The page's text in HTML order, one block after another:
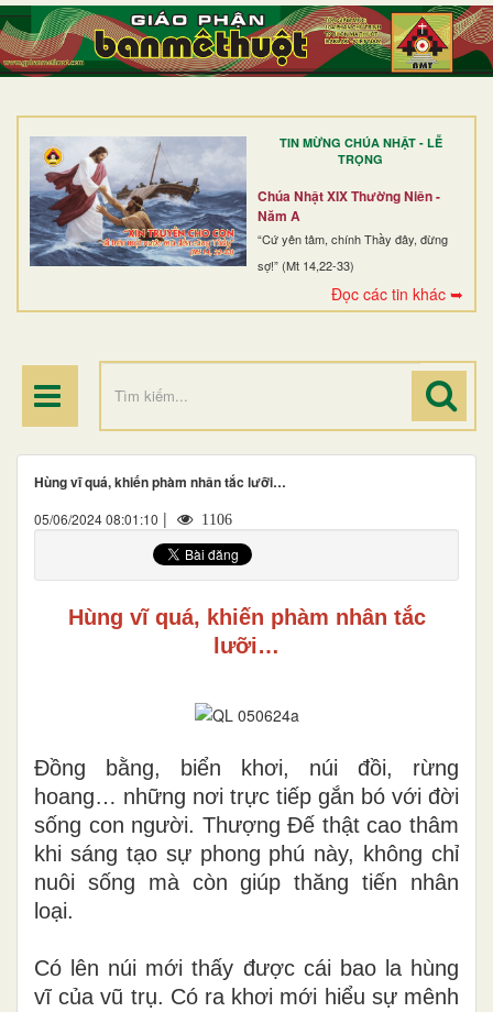
TIN MỪNG CHÚA NHẬT - LỄ
TRỌNG
Chúa Nhật XIX Thường Niên -
Năm A
“Cứ yên tâm, chính Thầy đây, đừng
sợ!” (Mt 14,22-33)
Đọc các tin khác ➥
TRANG NHẤT
GIỚI THIỆU
DÒNG TU
BAN MỤC VỤ
ĐOÀN THỂ CG
Hùng vĩ quá, khiến phàm nhân tắc lưỡi…
05/06/2024 08:01:10 | 1106
Hùng vĩ quá, khiến phàm nhân tắc
lưỡi…
Đồng bằng, biển khơi, núi đồi, rừng
hoang… những nơi trực tiếp gắn bó với đời
sống con người. Thượng Đế thật cao thâm
khi sáng tạo sự phong phú này, không chỉ
nuôi sống mà còn giúp thăng tiến nhân
loại.
Có lên núi mới thấy được cái bao la hùng
vĩ của vũ trụ. Có ra khơi mới hiểu sự mênh